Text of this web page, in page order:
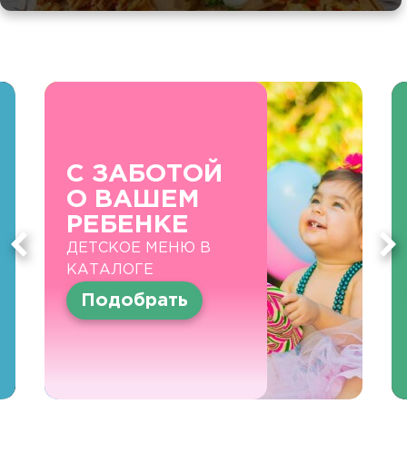
С ЗАБОТОЙ
О ВАШЕМ
РЕБЕНКЕ
ДЕТСКОЕ МЕНЮ В
КАТАЛОГЕ
Подобрать